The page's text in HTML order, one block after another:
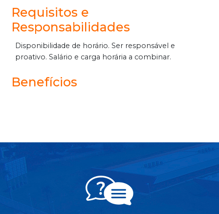
Requisitos e
Responsabilidades
Disponibilidade de horário. Ser responsável e
proativo. Salário e carga horária a combinar.
Benefícios